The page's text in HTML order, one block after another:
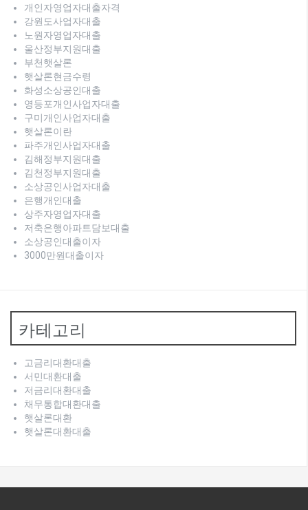
개인자영업자대출자격
강원도사업자대출
노원자영업자대출
울산정부지원대출
부천햇살론
햇살론현금수령
화성소상공인대출
영등포개인사업자대출
구미개인사업자대출
햇살론이란
파주개인사업자대출
김해정부지원대출
김천정부지원대출
소상공인사업자대출
은행개인대출
상주자영업자대출
저축은행아파트담보대출
소상공인대출이자
3000만원대출이자
카테고리
고금리대환대출
서민대환대출
저금리대환대출
채무통합대환대출
햇살론대환
햇살론대환대출